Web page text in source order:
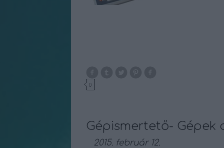
0
Gépismertető- Gépek
2015. február 12.